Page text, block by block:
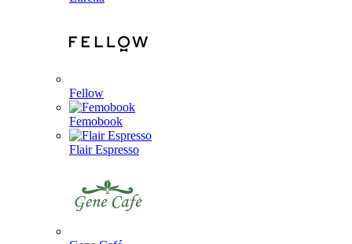
Fellow
Femobook
Flair Espresso